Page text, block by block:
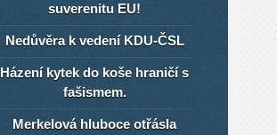
suverenitu EU!
Nedůvěra k vedení KDU-ČSL
Házení kytek do koše hraničí s
fašismem.
Merkelová hluboce otřásla